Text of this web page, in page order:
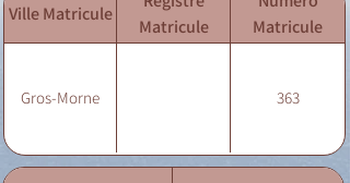
Ville Matricule
Matricule
Matricule
Gros-Morne 363